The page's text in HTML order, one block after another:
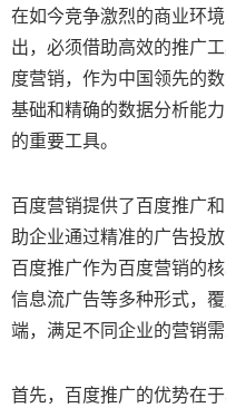
在如今竞争激烈的商业环
出，必须借助高效的推广
度营销，作为中国领先的
基础和精确的数据分析能
的重要工具。
百度营销提供了百度推广
助企业通过精准的广告投
百度推广作为百度营销的
信息流广告等多种形式，
端，满足不同企业的营销需
首先，百度推广的优势在